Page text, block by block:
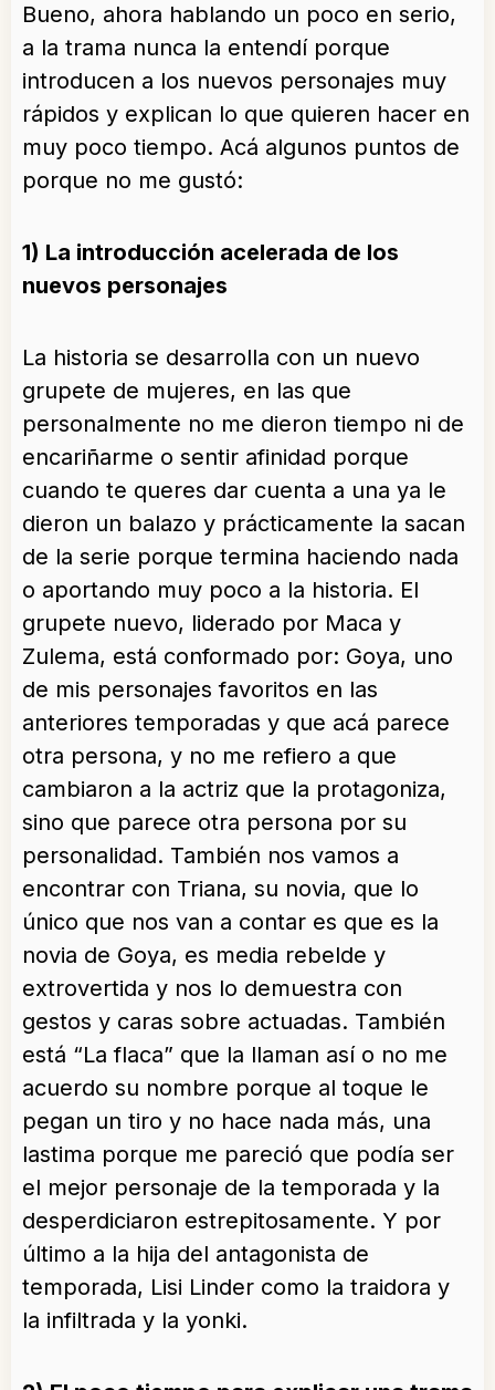
Bueno, ahora hablando un poco en serio,
a la trama nunca la entendí porque
introducen a los nuevos personajes muy
rápidos y explican lo que quieren hacer en
muy poco tiempo. Acá algunos puntos de
porque no me gustó:
1) La introducción acelerada de los
nuevos personajes
La historia se desarrolla con un nuevo
grupete de mujeres, en las que
personalmente no me dieron tiempo ni de
encariñarme o sentir afinidad porque
cuando te queres dar cuenta a una ya le
dieron un balazo y prácticamente la sacan
de la serie porque termina haciendo nada
o aportando muy poco a la historia. El
grupete nuevo, liderado por Maca y
Zulema, está conformado por: Goya, uno
de mis personajes favoritos en las
anteriores temporadas y que acá parece
otra persona, y no me refiero a que
cambiaron a la actriz que la protagoniza,
sino que parece otra persona por su
personalidad. También nos vamos a
encontrar con Triana, su novia, que lo
único que nos van a contar es que es la
novia de Goya, es media rebelde y
extrovertida y nos lo demuestra con
gestos y caras sobre actuadas. También
está “La flaca” que la llaman así o no me
acuerdo su nombre porque al toque le
pegan un tiro y no hace nada más, una
lastima porque me pareció que podía ser
el mejor personaje de la temporada y la
desperdiciaron estrepitosamente. Y por
último a la hija del antagonista de
temporada, Lisi Linder como la traidora y
la infiltrada y la yonki.